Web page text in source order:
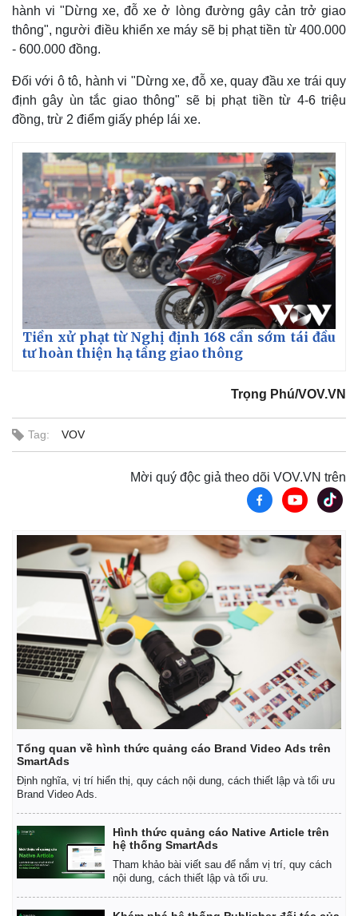
Thị trường
Tỷ giá
Chứng khoán
Giá cà phê
hành vi "Dừng xe, đỗ xe ở lòng đường gây cản trở giao
thông", người điều khiển xe máy sẽ bị phạt tiền từ 400.000
- 600.000 đồng.
Đối với ô tô, hành vi "Dừng xe, đỗ xe, quay đầu xe trái quy
định gây ùn tắc giao thông" sẽ bị phạt tiền từ 4-6 triệu
đồng, trừ 2 điểm giấy phép lái xe.
Tiền xử phạt từ Nghị định 168 cần sớm tái đầu
tư hoàn thiện hạ tầng giao thông
Trọng Phú/VOV.VN
Tag: VOV
Mời quý độc giả theo dõi VOV.VN trên
Tổng quan về hình thức quảng cáo Brand Video Ads trên
SmartAds
Định nghĩa, vị trí hiển thị, quy cách nội dung, cách thiết lập và tối ưu
Brand Video Ads.
Hình thức quảng cáo Native Article trên
hệ thống SmartAds
Tham khảo bài viết sau để nắm vị trí, quy cách
nội dung, cách thiết lập và tối ưu.